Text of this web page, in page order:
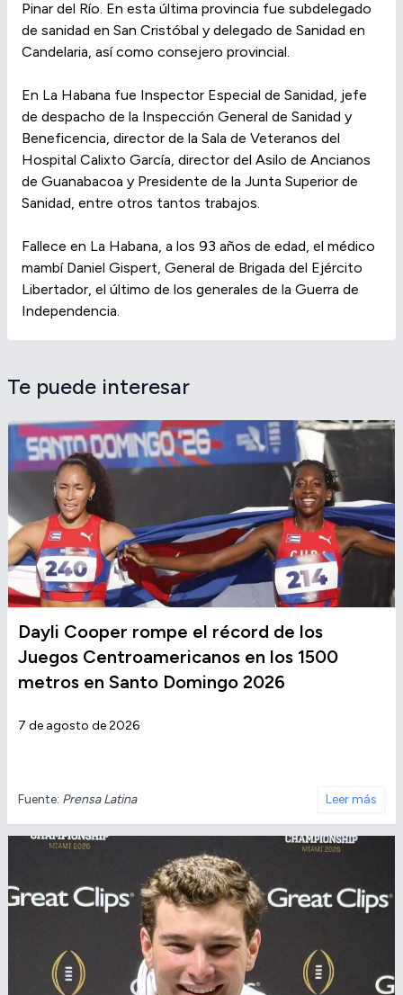
Pinar del Río. En esta última provincia fue subdelegado
de sanidad en San Cristóbal y delegado de Sanidad en
Candelaria, así como consejero provincial.
En La Habana fue Inspector Especial de Sanidad, jefe
de despacho de la Inspección General de Sanidad y
Beneficencia, director de la Sala de Veteranos del
Hospital Calixto García, director del Asilo de Ancianos
de Guanabacoa y Presidente de la Junta Superior de
Sanidad, entre otros tantos trabajos.
Fallece en La Habana, a los 93 años de edad, el médico
mambí Daniel Gispert, General de Brigada del Ejército
Libertador, el último de los generales de la Guerra de
Independencia.
Te puede interesar
Dayli Cooper rompe el récord de los
Juegos Centroamericanos en los 1500
metros en Santo Domingo 2026
7 de agosto de 2026
Fuente: Prensa Latina Leer más